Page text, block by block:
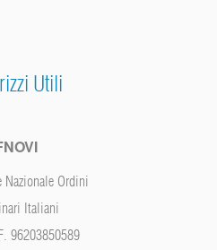
Utili
Nazionale Ordini
Italiani
96203850589